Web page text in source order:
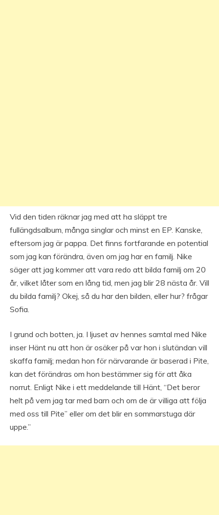
Vid den tiden räknar jag med att ha släppt tre
fullängdsalbum, många singlar och minst en EP. Kanske,
eftersom jag är pappa. Det finns fortfarande en potential
som jag kan förändra, även om jag har en familj. Nike
säger att jag kommer att vara redo att bilda familj om 20
år, vilket låter som en lång tid, men jag blir 28 nästa år. Vill
du bilda familj? Okej, så du har den bilden, eller hur? frågar
Sofia.
I grund och botten, ja. I ljuset av hennes samtal med Nike
inser Hänt nu att hon är osäker på var hon i slutändan vill
skaffa familj; medan hon för närvarande är baserad i Pite,
kan det förändras om hon bestämmer sig för att åka
norrut. Enligt Nike i ett meddelande till Hänt, “Det beror
helt på vem jag tar med barn och om de är villiga att följa
med oss till Pite” eller om det blir en sommarstuga där
uppe.”